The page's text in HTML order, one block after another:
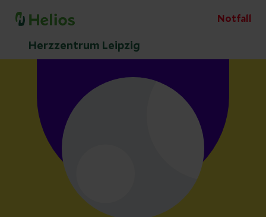
Notfall
Herzzentrum Leipzig